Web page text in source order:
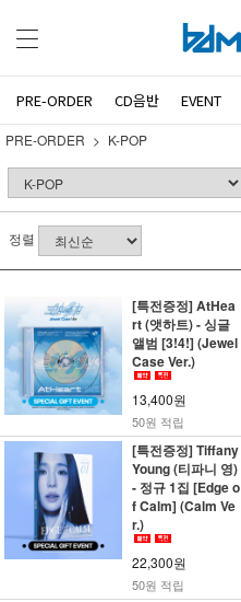
PRE-ORDER CD음반 EVENT
PRE-ORDER K-POP
정렬
[특전증정] AtHea
rt (앳하트) - 싱글
앨범 [3!4!] (Jewel
Case Ver.)
13,400원
50원 적립
[특전증정] Tiffany
Young (티파니 영)
- 정규 1집 [ Edge o
f Calm] ( Calm Ve
r.)
22,300원
50원 적립